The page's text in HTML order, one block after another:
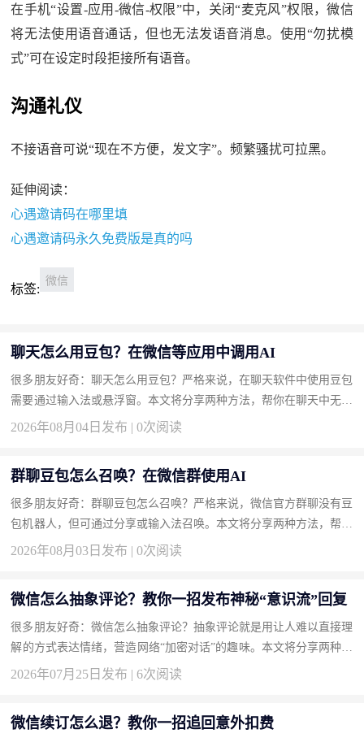
在手机“设置-应用-微信-权限”中，关闭“麦克风”权限，微信
将无法使用语音通话，但也无法发语音消息。使用“勿扰模
式”可在设定时段拒接所有语音。
沟通礼仪
不接语音可说“现在不方便，发文字”。频繁骚扰可拉黑。
延伸阅读：
心遇邀请码在哪里填
心遇邀请码永久免费版是真的吗
标签:
微信
聊天怎么用豆包？在微信等应用中调用AI
很多朋友好奇：聊天怎么用豆包？严格来说，在聊天软件中使用豆包
需要通过输入法或悬浮窗。本文将分享两种方法，帮你在聊天中无缝
接入豆包。 方法一：安装豆包输入法实现边聊边AI（推荐） 输入...
2026年08月04日发布 | 0次阅读
群聊豆包怎么召唤？在微信群使用AI
很多朋友好奇：群聊豆包怎么召唤？严格来说，微信官方群聊没有豆
包机器人，但可通过分享或输入法召唤。本文将分享两种方法，帮你
轻松在群聊中显现豆包。 方法一：使用豆包输入法一键召唤回答
2026年08月03日发布 | 0次阅读
微信怎么抽象评论？教你一招发布神秘“意识流”回复
很多朋友好奇：微信怎么抽象评论？抽象评论就是用让人难以直接理
解的方式表达情绪，营造网络“加密对话”的趣味。本文将分享两种方
法，帮你成为评论区的气氛组大神。 方法一：使用火星文和倒装
2026年07月25日发布 | 6次阅读
微信续订怎么退？教你一招追回意外扣费